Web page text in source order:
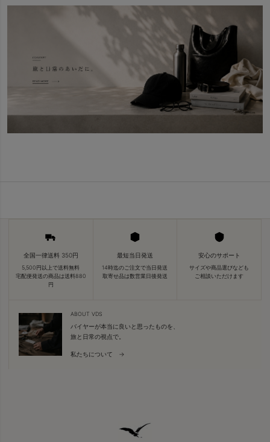
全国一律送料 350円
5,500円以上で送料無料
宅配便発送の商品は送料880
円
最短当日発送
14時迄のご注文で当日発送
取寄せ品は数営業日後発送
安心のサポート
サイズや商品選びなども
ご相談いただけます
ABOUT VDS
バイヤーが本当に良いと思ったものを、
旅と日常の視点で。
私たちについて →